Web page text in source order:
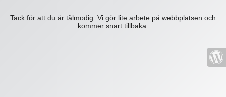
Tack för att du är tålmodig. Vi gör lite arbete på webbplatsen och
kommer snart tillbaka.